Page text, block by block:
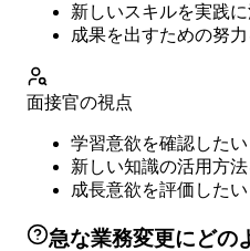
新しいスキルを実践
成果を出すための努
面接官の視点
学習意欲を確認したい
新しい知識の活用方
成長意欲を評価したい
急な業務変更にどの